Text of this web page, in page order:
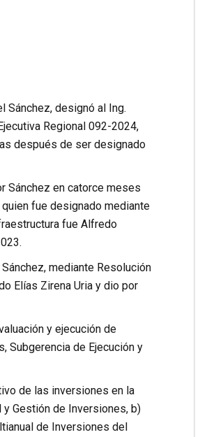
Sánchez, designó al Ing.
Regional 092-2024,
después de ser designado
Sánchez en catorce meses
fue designado mediante
fue Alfredo
mediante Resolución
Elías Zirena Uria y dio por
y ejecución de
Subgerencia de Ejecución y
de las inversiones en la
Gestión de Inversiones, b)
de Inversiones del